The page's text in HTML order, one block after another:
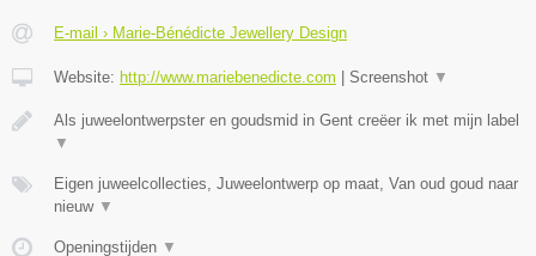
E-mail › Marie-Bénédicte Jewellery Design
Website: http://www.mariebenedicte.com Screenshot ▼
Als juweelontwerpster en goudsmid in Gent creëer ik met mijn label
▼
Eigen juweelcollecties, Juweelontwerp op maat, Van oud goud naar
nieuw ▼
Openingstijden ▼